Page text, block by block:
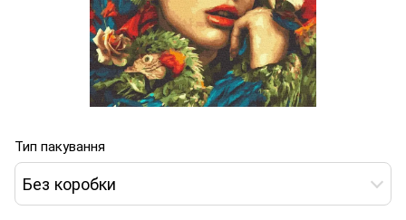
Тип пакування
Без коробки